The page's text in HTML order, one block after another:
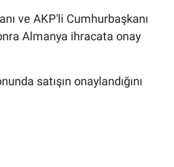
ve AKP'li Cumhurbaşkanı
Almanya ihracata onay
satışın onaylandığını